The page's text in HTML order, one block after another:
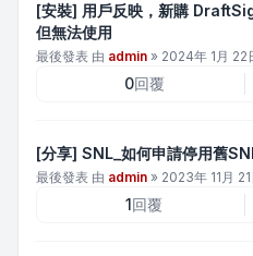
[安裝] 用戶反映，新購
但無法使用
最後發表 由 admin » 2024年 1月 22
0回覆
[分享] SNL_如何申請停用舊
最後發表 由 admin » 2023年 11月
1回覆